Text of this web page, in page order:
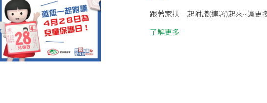
跟著家扶一起附議(連署)起來~讓
了解更多